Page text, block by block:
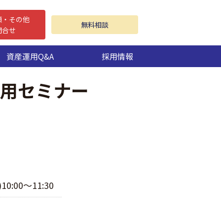
その他
せ
無料相談
資産運用Q&A 採用情報
セミナー
～11:30